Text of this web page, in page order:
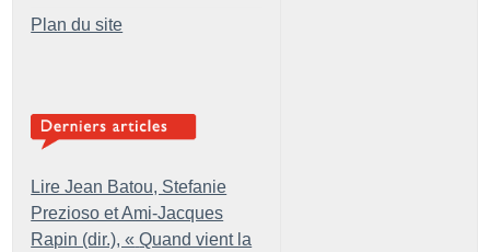
Plan du site
Lire Jean Batou, Stefanie
Prezioso et Ami-Jacques
Rapin (dir.), « Quand vient la